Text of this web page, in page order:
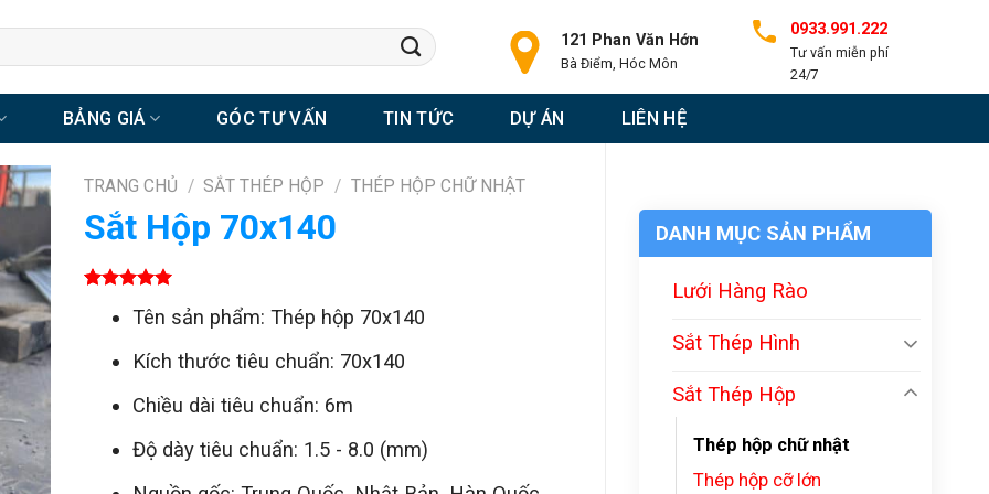
121 Phan Văn Hớn
Bà Điểm, Hóc Môn
0933.991.222
Tư vấn miễn phí
24/7
BẢNG GIÁ GÓC TƯ VẤN TIN TỨC DỰ ÁN LIÊN HỆ
DANH MỤC SẢN PHẨM
Lưới Hàng Rào
Sắt Thép Hình
Sắt Thép Hộp
Thép hộp chữ nhật
Thép hộp cỡ lớn
TRANG CHỦ / SẮT THÉP HỘP / THÉP HỘP CHỮ NHẬT
Sắt Hộp 70x140
dựa trênTên sản phẩm: Thép hộp 70x140
Kích thước tiêu chuẩn: 70x140
Chiều dài tiêu chuẩn: 6m
Độ dày tiêu chuẩn: 1.5 - 8.0 (mm)